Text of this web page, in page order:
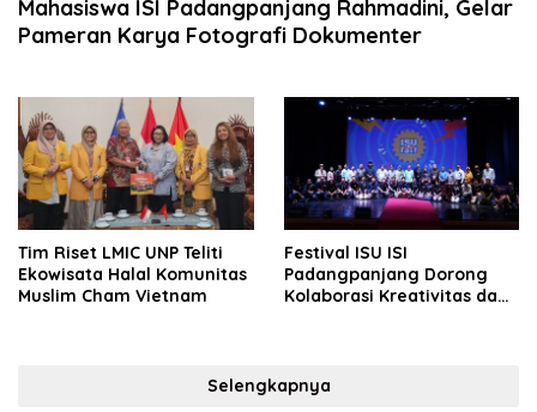
Mahasiswa ISI Padangpanjang Rahmadini, Gelar
Pameran Karya Fotografi Dokumenter
Tim Riset LMIC UNP Teliti
Ekowisata Halal Komunitas
Muslim Cham Vietnam
Festival ISU ISI
Padangpanjang Dorong
Kolaborasi Kreativitas dan
Selengkapnya